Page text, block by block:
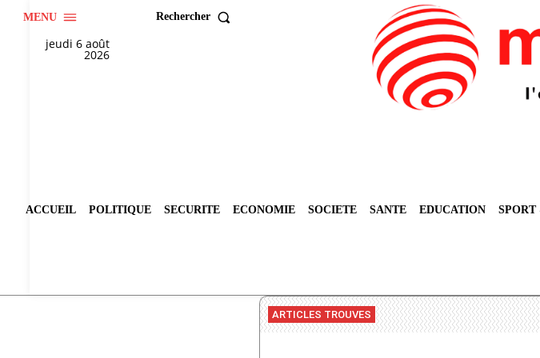
MENU Rechercher
jeudi 6 août
2026
ACCUEIL POLITIQUE SECURITE ECONOMIE SOCIETE SANTE EDUCATION
ARTICLES TROUVES